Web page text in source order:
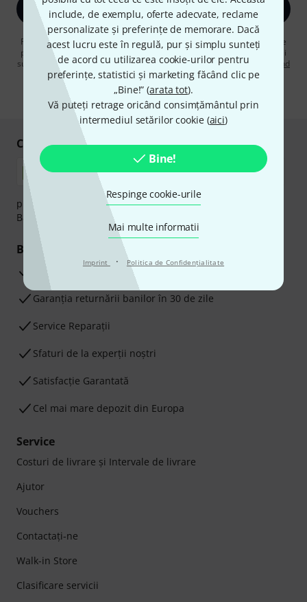
include, de exemplu, oferte adecvate, reclame
personalizate și preferințe de memorare. Dacă
acest lucru este în regulă, pur și simplu sunteți
de acord cu utilizarea cookie-urilor pentru
preferințe, statistici și marketing făcând clic pe
„Bine!” (arata tot).
Vă puteți retrage oricând consimțământul prin
intermediul setărilor cookie (aici)
Bine!
Respinge cookie-urile
Mai multe informatii
Imprint · Politica de Confidenţialitate
Înscrie-te acum
Făcând clic pe „Înscrie-te acum”, sunteți de acord să primiți publicitate
prin e-mail. Vă puteți dezabona în orice moment. Puteți găsi informații
suplimentare despre buletinul informativ înregulamentul nostru privind
protecția datelor.
* Necesar
Cumpărați și plătiți în siguranță
plata se poate efectua în siguranță cu Ramburs, Transfer
Bancar sau Card de credit.
Beneficiile tale
3 Ani Garanție Thomann
Garanţia returnării banilor în 30 de zile
Service Reparații
Sfaturi de la experții noștri
Satisfacție Garantată
Cel mai mare depozit din Europa
Service
Costuri de livrare şi Intervale de livrare
Ajutor
Vouchers
Contactaţi-ne
Walk-in Store
Clasificare servicii